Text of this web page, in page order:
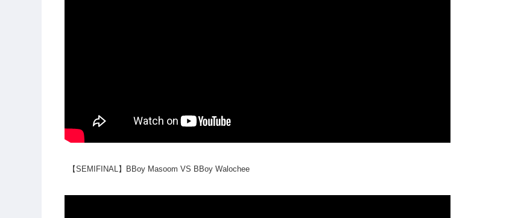
【SEMIFINAL】BBoy Masoom VS BBoy Walochee